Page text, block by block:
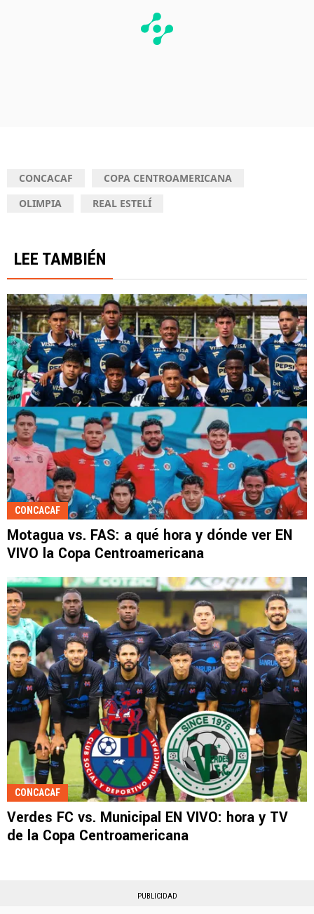
CONCACAF
COPA CENTROAMERICANA
OLIMPIA
REAL ESTELÍ
LEE TAMBIÉN
CONCACAF
Motagua vs. FAS: a qué hora y dónde ver EN
VIVO la Copa Centroamericana
CONCACAF
Verdes FC vs. Municipal EN VIVO: hora y TV
de la Copa Centroamericana
PUBLICIDAD